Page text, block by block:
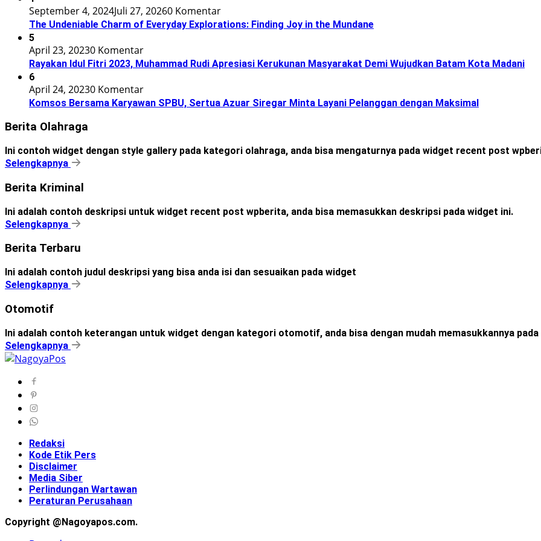
September 4, 2024Juli 27, 20260 Komentar
The Undeniable Charm of Everyday Explorations: Finding Joy in the Mundane
5
April 23, 20230 Komentar
Rayakan Idul Fitri 2023, Muhammad Rudi Apresiasi Kerukunan Masyarakat Demi Wujudkan Batam Kota Madani
6
April 24, 20230 Komentar
Komsos Bersama Karyawan SPBU, Sertua Azuar Siregar Minta Layani Pelanggan dengan Maksimal
Berita Olahraga
Ini contoh widget dengan style gallery pada kategori olahraga, anda bisa mengaturnya pada widget recent post
Selengkapnya
Berita Kriminal
Ini adalah contoh deskripsi untuk widget recent post wpberita, anda bisa memasukkan deskripsi pada widget ini.
Selengkapnya
Berita Terbaru
Ini adalah contoh judul deskripsi yang bisa anda isi dan sesuaikan pada widget
Selengkapnya
Otomotif
Ini adalah contoh keterangan untuk widget dengan kategori otomotif, anda bisa dengan mudah memasukkannya
Selengkapnya
Redaksi
Kode Etik Pers
Disclaimer
Media Siber
Perlindungan Wartawan
Peraturan Perusahaan
Copyright @Nagoyapos.com.